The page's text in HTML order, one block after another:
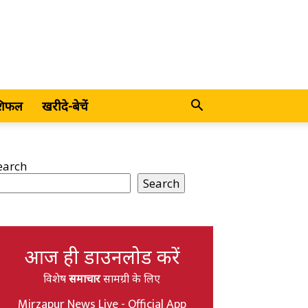
खरीदे-बेचें
Search
आज ही डाउनलोड करें
विशेषसमाचारसामग्री के लिए